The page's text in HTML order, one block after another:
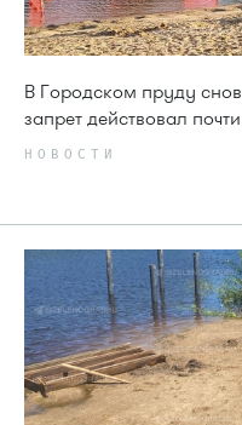
В Городском пруду
запрет действовал
НОВОСТИ